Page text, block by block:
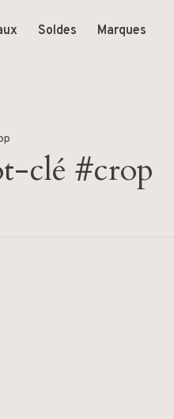
Soldes Marques
clé #crop